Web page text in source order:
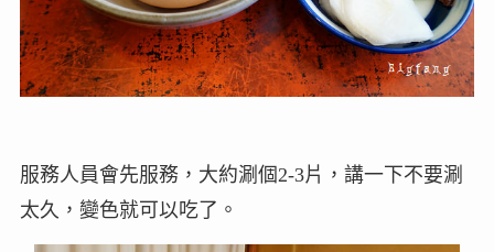
服務人員會先服務，大約涮個2-3片，講一下不要涮
太久，變色就可以吃了。